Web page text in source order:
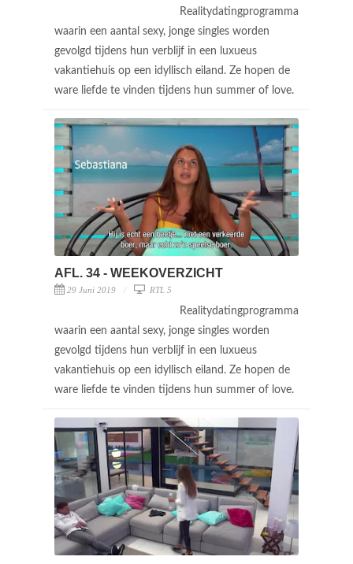
Realitydatingprogramma
waarin een aantal sexy, jonge singles worden
gevolgd tijdens hun verblijf in een luxueus
vakantiehuis op een idyllisch eiland. Ze hopen de
ware liefde te vinden tijdens hun summer of love.
AFL. 34 - WEEKOVERZICHT
29 Juni 2019 RTL 5
Realitydatingprogramma
waarin een aantal sexy, jonge singles worden
gevolgd tijdens hun verblijf in een luxueus
vakantiehuis op een idyllisch eiland. Ze hopen de
ware liefde te vinden tijdens hun summer of love.